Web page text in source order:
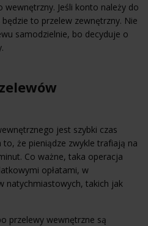
Jeśli konto należy do
to przelew zewnętrzny. Nie
samodzielnie, bo decyduje o
jest szybki czas
to, że pieniądze zwykle trafiają na
Co ważne, taka operacja
opłatami, w
natychmiastowych, takich jak
przelewy wewnętrzne są